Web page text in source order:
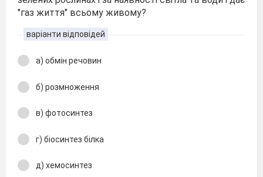
"газ життя" всьому живому?
варіанти відповідей
а) обмін речовин
б) розмноження
в) фотосинтез
г) біосинтез білка
д) хемосинтез